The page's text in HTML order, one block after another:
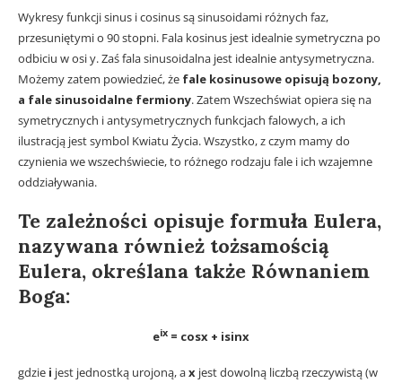
Wykresy funkcji sinus i cosinus są sinusoidami różnych faz,
przesuniętymi o 90 stopni. Fala kosinus jest idealnie symetryczna po
odbiciu w osi y. Zaś fala sinusoidalna jest idealnie antysymetryczna.
Możemy zatem powiedzieć, że fale kosinusowe opisują bozony,
a fale sinusoidalne fermiony. Zatem Wszechświat opiera się na
symetrycznych i antysymetrycznych funkcjach falowych, a ich
ilustracją jest symbol Kwiatu Życia. Wszystko, z czym mamy do
czynienia we wszechświecie, to różnego rodzaju fale i ich wzajemne
oddziaływania.
Te zależności opisuje formuła Eulera,
nazywana również tożsamością
Eulera, określana także Równaniem
Boga:
eix = cosx + isinx
gdzie i jest jednostką urojoną, ax jest dowolną liczbą rzeczywistą (w